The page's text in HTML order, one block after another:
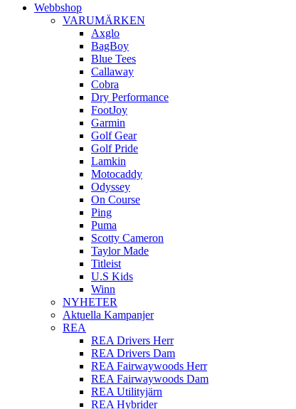
Webbshop
VARUMÄRKEN
Axglo
BagBoy
Blue Tees
Callaway
Cobra
Dry Performance
FootJoy
Garmin
Golf Gear
Golf Pride
Lamkin
Motocaddy
Odyssey
On Course
Ping
Puma
Scotty Cameron
Taylor Made
Titleist
U.S Kids
Winn
NYHETER
Aktuella Kampanjer
REA
REA Drivers Herr
REA Drivers Dam
REA Fairwaywoods Herr
REA Fairwaywoods Dam
REA Utilityjärn
REA Hybrider